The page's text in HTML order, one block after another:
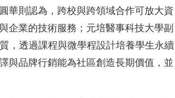
華則認為，跨校與跨領域合作可放大資
企業的技術服務；元培醫事科技大學副
，透過課程與微學程設計培養學生永續
與品牌行銷能為社區創造長期價值，並